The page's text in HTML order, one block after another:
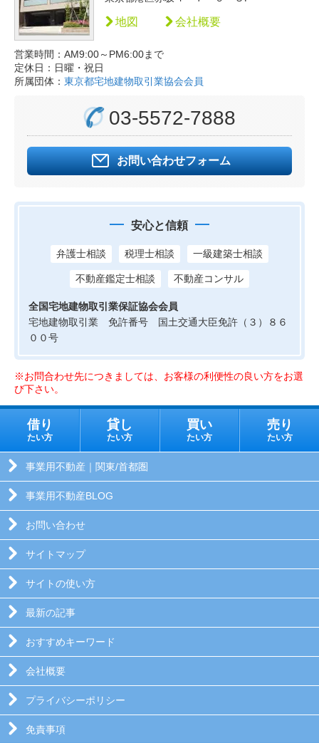
地図 会社概要
営業時間：AM9:00～PM6:00まで
定休日：日曜・祝日
所属団体： 東京都宅地建物取引業協会会員
03-5572-7888
お問い合わせフォーム
安心と信頼
弁護士相談 税理士相談 一級建築士相談
不動産鑑定士相談 不動産コンサル
全国宅地建物取引業保証協会会員
宅地建物取引業 免許番号 国土交通大臣免許（３）８６
００号
※お問合わせ先につきましては、お客様の利便性の良い方をお選
び下さい。
借り
たい方
貸し
たい方
買い
たい方
売り
たい方
事業用不動産｜関東/首都圏
事業用不動産BLOG
お問い合わせ
サイトマップ
サイトの使い方
最新の記事
おすすめキーワード
会社概要
プライバシーポリシー
免責事項